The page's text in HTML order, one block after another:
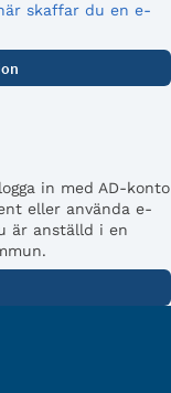
skaffar du en e-
in med AD-konto
eller använda e-
är anställd i en